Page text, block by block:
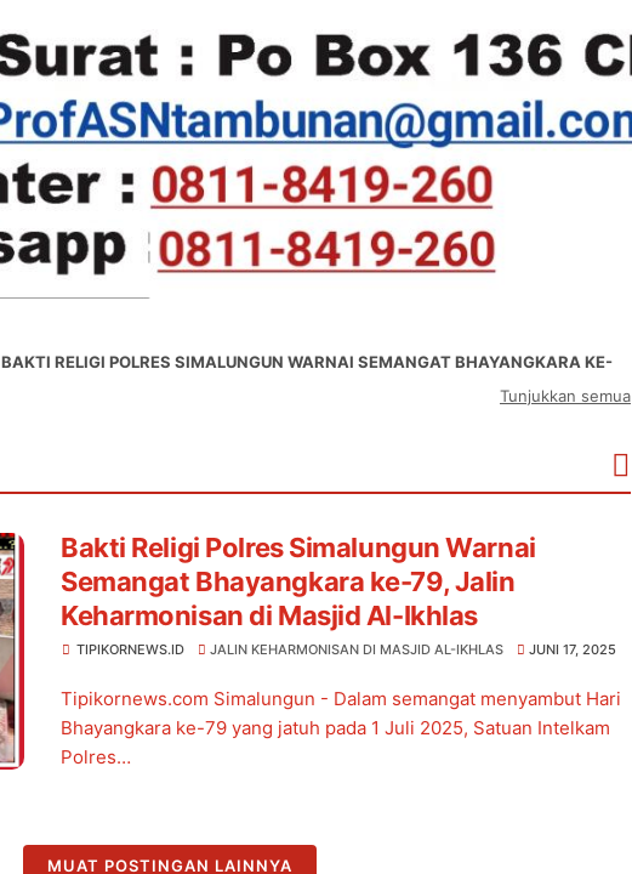
BAKTI RELIGI POLRES SIMALUNGUN WARNAI SEMANGAT BHAYANGKARA KE-
Tunjukkan semua
Bakti Religi Polres Simalungun Warnai
Semangat Bhayangkara ke-79, Jalin
Keharmonisan di Masjid Al-Ikhlas
TIPIKORNEWS.ID JALIN KEHARMONISAN DI MASJID AL-IKHLAS JUNI 17, 2025
Tipikornews.com Simalungun - Dalam semangat menyambut Hari
Bhayangkara ke-79 yang jatuh pada 1 Juli 2025, Satuan Intelkam
Polres…
MUAT POSTINGAN LAINNYA